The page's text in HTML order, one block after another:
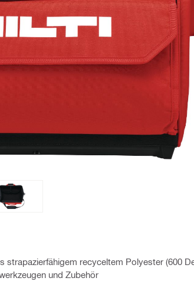
strapazierfähigem recyceltem Polyester (600
und Zubehör